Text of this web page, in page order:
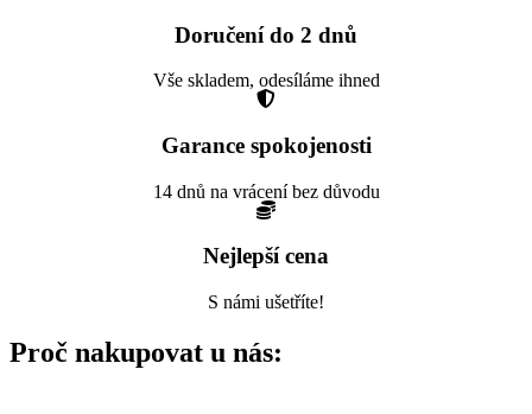
Doručení do 2 dnů
Vše skladem, odesíláme ihned
Garance spokojenosti
14 dnů na vrácení bez důvodu
Nejlepší cena
S námi ušetříte!
Proč nakupovat u nás: